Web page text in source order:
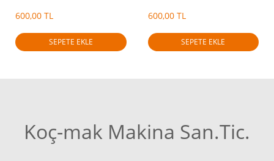
600,00 TL
SEPETE EKLE
600,00 TL
SEPETE EKLE
Koç-mak Makina San.Tic.